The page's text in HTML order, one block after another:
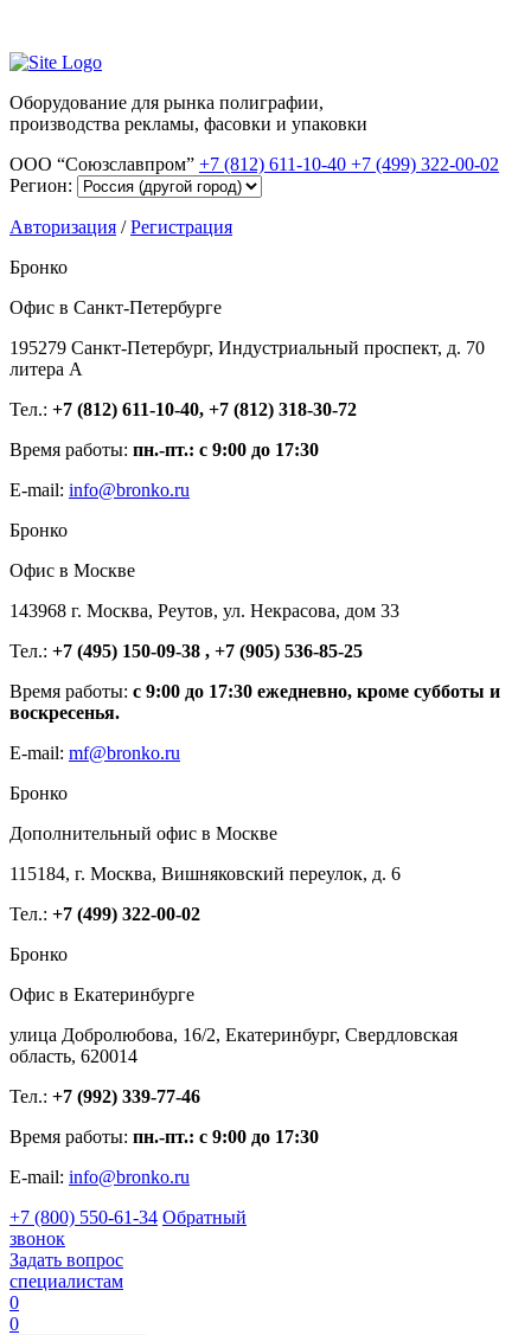
Оборудование для рынка полиграфии,
производства рекламы, фасовки и упаковки
ООО “Союзславпром” +7 (812) 611-10-40 +7 (499) 322-00-02
Регион:
Авторизация /Регистрация
Бронко
Офис в Санкт-Петербурге
195279 Санкт-Петербург, Индустриальный проспект, д. 70
литера А
Тел.: +7 (812) 611-10-40, +7 (812) 318-30-72
Время работы: пн.-пт.: с 9:00 до 17:30
E-mail: info@bronko.ru
Бронко
Офис в Москве
143968 г. Москва, Реутов, ул. Некрасова, дом 33
Тел.: +7 (495) 150-09-38 , +7 (905) 536-85-25
Время работы: с 9:00 до 17:30 ежедневно, кроме субботы и
воскресенья.
E-mail: mf@bronko.ru
Бронко
Дополнительный офис в Москве
115184, г. Москва, Вишняковский переулок, д. 6
Тел.: +7 (499) 322-00-02
Бронко
Офис в Екатеринбурге
улица Добролюбова, 16/2, Екатеринбург, Свердловская
область, 620014
Тел.: +7 (992) 339-77-46
Время работы: пн.-пт.: с 9:00 до 17:30
E-mail: info@bronko.ru
+7 (800) 550-61-34 Обратный
звонок
Задать вопрос
специалистам
0
0